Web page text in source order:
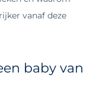
vanaf deze
baby van